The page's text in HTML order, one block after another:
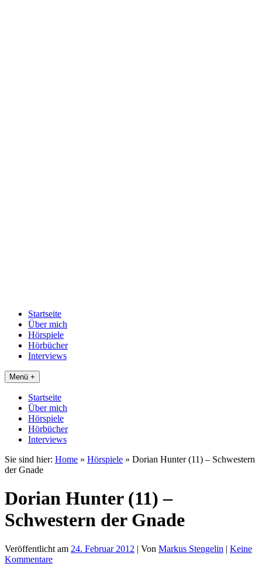
Startseite
Über mich
Hörspiele
Hörbücher
Interviews
Menü +
Startseite
Über mich
Hörspiele
Hörbücher
Interviews
Sie sind hier: Home » Hörspiele » Dorian Hunter (11) – Schwestern
der Gnade
Dorian Hunter (11) –
Schwestern der Gnade
Veröffentlicht am 24. Februar 2012 | Von Markus Stengelin | Keine
Kommentare